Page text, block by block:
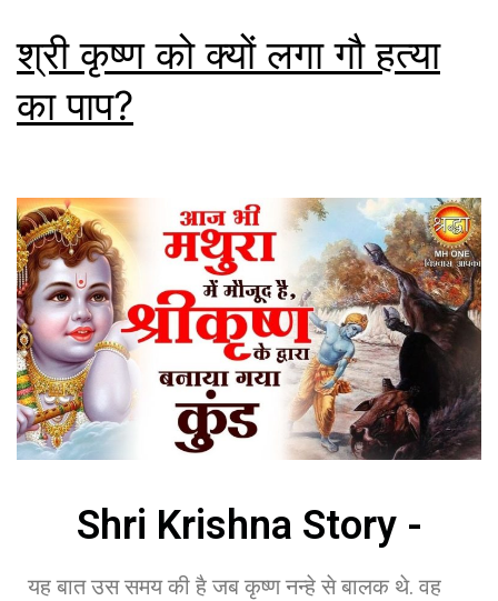
श्री कृष्ण को क्यों लगा गौ हत्या
का पाप?
Shri Krishna Story -
यह बात उस समय की है जब कृष्ण नन्हे से बालक थे. वह